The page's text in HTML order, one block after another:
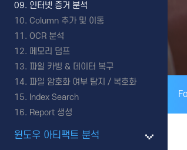
인터넷 증거 분석
Column 추가 및 이동
OCR 분석
메모리 덤프
파일 카빙 & 데이터 복구
파일 암호화 여부 탐지 / 복호화
Index Search
Report 생성
윈도우 아티팩트 분석